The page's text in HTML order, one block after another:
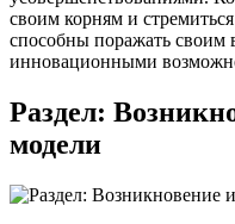
своим корням и
способны поражать
инновационными
Раздел:
модели